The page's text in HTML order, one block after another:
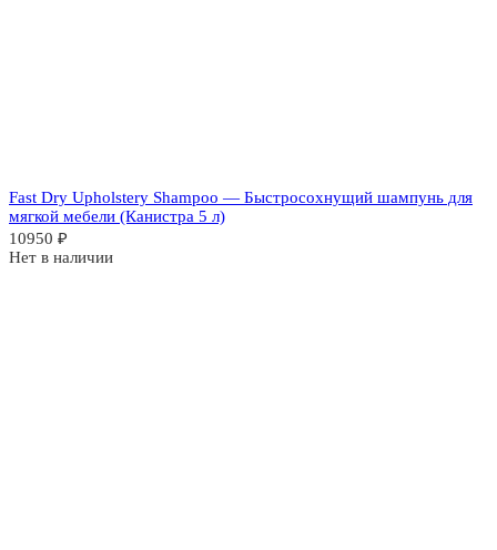
Fast Dry Upholstery Shampoo — Быстросохнущий шампунь для
мягкой мебели (Канистра 5 л)
10950 ₽
Нет в наличии